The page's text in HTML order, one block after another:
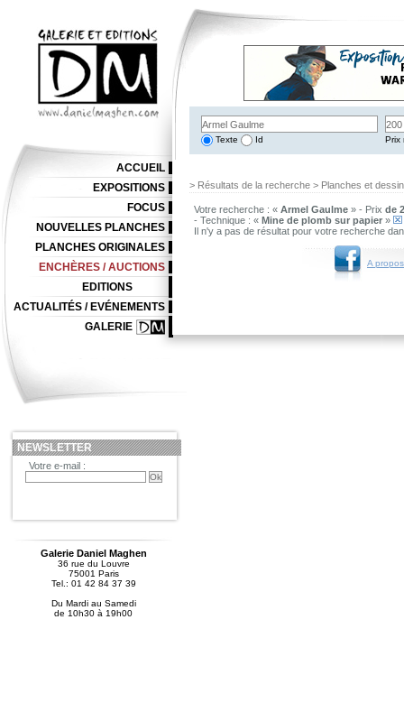
Texte Id Prix
> Résultats de la recherche > Planches et
Votre recherche : « Armel Gaulme » - Prix de
- Technique : « Mine de plomb sur papier »
Il n'y a pas de résultat pour votre recherche
A
ACCUEIL
EXPOSITIONS
FOCUS
NOUVELLES PLANCHES
PLANCHES ORIGINALES
ENCHÈRES / AUCTIONS
EDITIONS
ACTUALITÉS / EVÉNEMENTS
GALERIE
NEWSLETTER
Votre e-mail :
Galerie Daniel Maghen
36 rue du Louvre
75001 Paris
Tel.: 01 42 84 37 39
Du Mardi au Samedi
de 10h30 à 19h00